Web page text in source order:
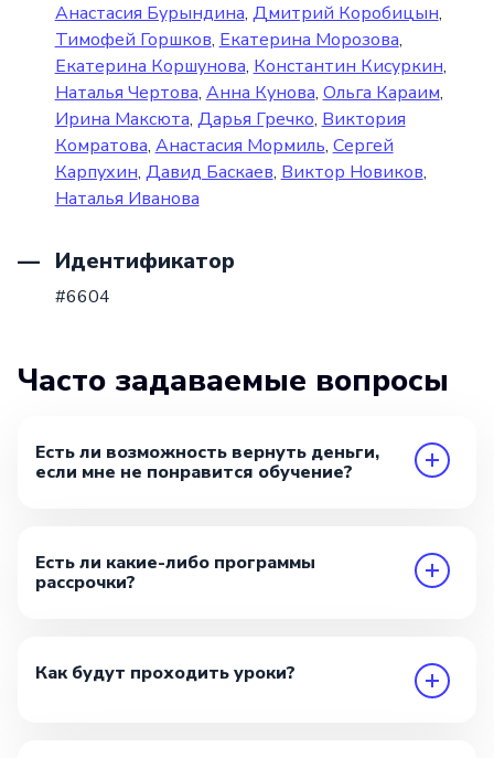
Анастасия Бурындина, Дмитрий Коробицын,
Тимофей Горшков, Екатерина Морозова,
Екатерина Коршунова, Константин Кисуркин,
Наталья Чертова, Анна Кунова, Ольга Караим,
Ирина Максюта, Дарья Гречко, Виктория
Комратова, Анастасия Мормиль, Сергей
Карпухин, Давид Баскаев, Виктор Новиков,
Наталья Иванова
Идентификатор
#6604
Часто задаваемые вопросы
Есть ли возможность вернуть деньги,
если мне не понравится обучение?
Есть ли какие-либо программы
рассрочки?
Как будут проходить уроки?